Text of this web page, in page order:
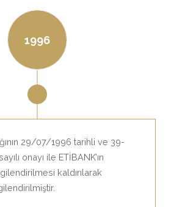
1996
29/07/1996 tarihli ve 39-
onayı ile ETİBANK’ın
kaldırılarak